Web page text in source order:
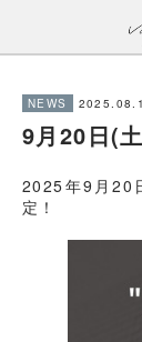
NEWS
9月20日(
2025年9月20
定！